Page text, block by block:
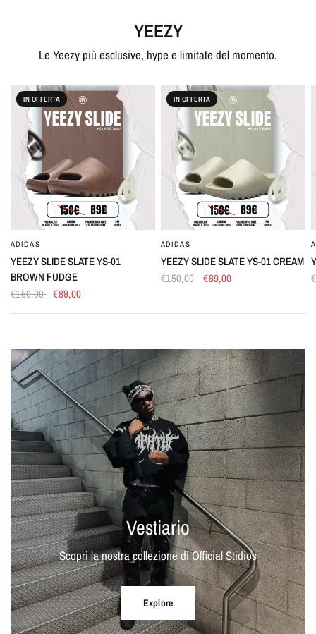
YEEZY
Le Yeezy più esclusive, hype e limitate del momento.
IN OFFERTA
ADIDAS
YEEZY SLIDE SLATE YS-01
BROWN FUDGE
€150,00 €89,00
IN OFFERTA
ADIDAS
YEEZY SLIDE SLATE YS-01 CREAM
€150,00 €89,00
Vestiario
Scopri la nostra collezione di Official Stidios
Explore